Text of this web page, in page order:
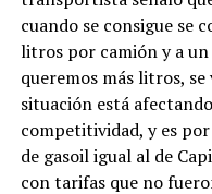
cuando se consigue se
litros por camión y a un
queremos más litros, se
situación está
competitividad, y es
de gasoil igual al de
con tarifas que no